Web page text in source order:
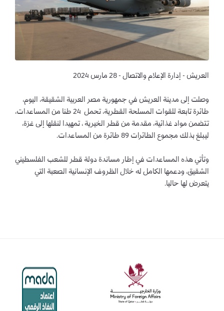
العريش - إدارة الإعلام والاتصال - 28 مارس 2024
وصلت إلى مدينة العريش في جمهورية مصر العربية الشقيقة، اليوم،
طائرة تابعة للقوات المسلحة القطرية، تحمل 24 طنا من المساعدات،
تتضمن مواد غذائية، مقدمة من قطر الخيرية ، تمهيدا لنقلها إلى غزة،
ليبلغ بذلك مجموع الطائرات 89 طائرة من المساعدات.
وتأتي هذه المساعدات في إطار مساندة دولة قطر للشعب الفلسطيني
الشقيق، ودعمها الكامل له خلال الظروف الإنسانية الصعبة التي
يتعرض لها حاليا.